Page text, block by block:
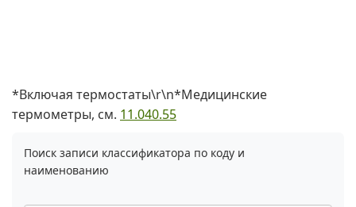
*Включая термостаты\r\n*Медицинские
термометры, см. 11.040.55
Поиск записи классификатора по коду и
наименованию